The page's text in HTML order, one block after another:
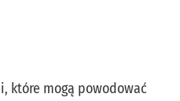
które mogą powodować